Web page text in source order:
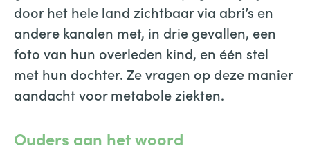
door het hele land zichtbaar via abri’s en
andere kanalen met, in drie gevallen, een
foto van hun overleden kind, en één stel
met hun dochter. Ze vragen op deze manier
aandacht voor metabole ziekten.
Ouders aan het woord